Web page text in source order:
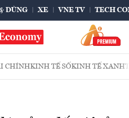
DÙNG XE VNE TV TECH
CHÍNHKINH TẾ SỐKINH TẾ XANH